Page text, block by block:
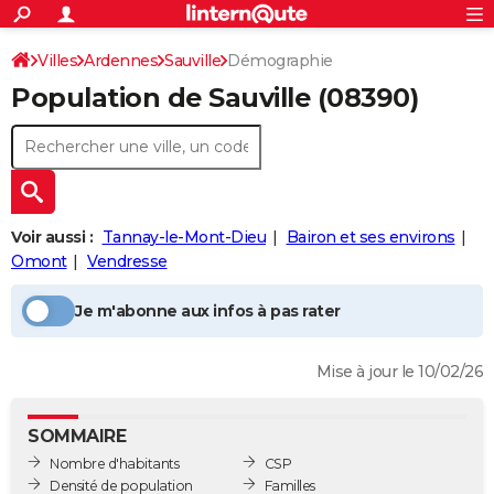
ACTUALITÉS
Politique
Société
Faits Divers
Education
Monde
Villes
+
SPORT
Coupe du monde 2026
Football
Tennis
Cyclisme
Rugby
Forum
CULTURE
Programme TV
TNTStreaming
Cinéma
Sorties cinéma
Musique
Retraite
Impôts
Epargne
Immobilier
Risques naturels par ville
Banque
Assurance
Crédit
AUTO
Essais
Réserver un essai
Citadines
Berlines
SUV
Forum auto
+
Mobiles
Meilleur smartphone
Internet
Ordinateurs
Jeux vidéo
Guide high-tech
+BRICOLAGE
Forum
Aménagement intérieur
Extérieur
Cuisine
Salle de bains
Jardinage
Rangement
+WEEK-END
Art de vivre
Bien-être
Loisirs
Mode
Modes de vie
SANTE
Alimentation
Guide de la santé
Maladies
Médicaments
Sommeil
VOYAGE
S'inscrire
Connexion
Villes Ardennes Sauville Démographie
Population de Sauville(08390)
Voir aussi : Tannay-le-Mont-Dieu
Bairon et ses environs
Omont
Vendresse
Je m'abonne aux infos à pas rater
Mise à jour le 10/02/26
SOMMAIRE
Nombre d'habitants
Densité de population
CSP
Familles